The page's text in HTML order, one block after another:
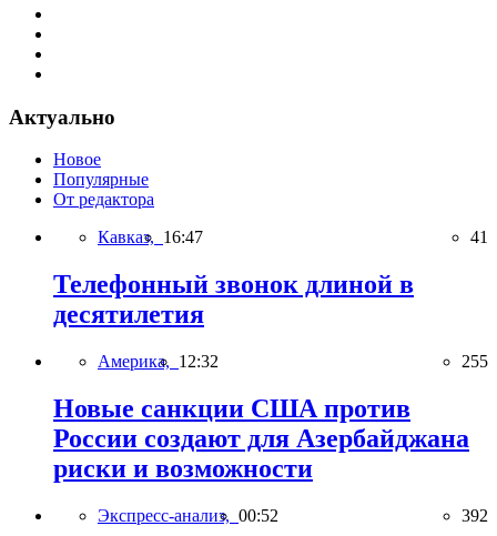
Актуально
Новое
Популярные
От редактора
Кавказ, 16:47 41
Телефонный звонок длиной в
десятилетия
Америка, 12:32 255
Новые санкции США против
России создают для Азербайджана
риски и возможности
Экспресс-анализ, 00:52 392